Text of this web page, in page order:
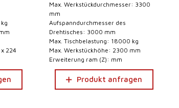
224
Max. Werkstückdurchmesser: 3300
mm
Aufspanndurchmesser des
Drehtisches: 3000 mm
Max. Tischbelastung: 18000 kg
Max. Werkstückhöhe: 2300 mm
Erweiterung ram (Z): mm
Produkt anfragen